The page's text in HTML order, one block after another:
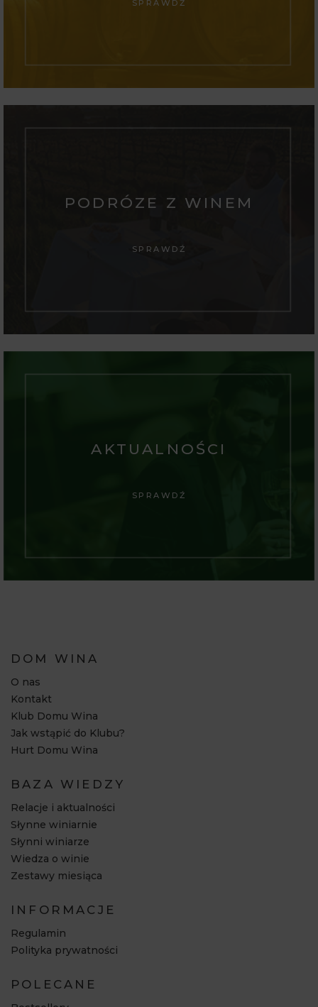
SPRAWDŹ
PODRÓZE Z WINEM
SPRAWDŹ
AKTUALNOŚCI
SPRAWDŹ
DOM WINA
O nas
Kontakt
Klub Domu Wina
Jak wstąpić do Klubu?
Hurt Domu Wina
BAZA WIEDZY
Relacje i aktualności
Słynne winiarnie
Słynni winiarze
Wiedza o winie
Zestawy miesiąca
INFORMACJE
Regulamin
Polityka prywatności
POLECANE